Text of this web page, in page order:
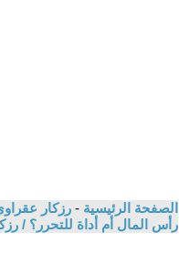
الصفحة الرئيسية - رزكار
رأس المال أم أداة للتحرر؟ /